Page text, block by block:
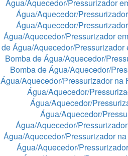
Água/Aquecedor/Pressurizador
Água/Aquecedor/
Água/Aquecedor/
Água/Aquecedor/Pressurizador
de Água/Aquecedor/
Bomba de Água/Aquecedor/
Bomba de Água/Aquecedor/
Água/Aquecedor/Pressurizador na
Água/Aquecedor/
Água/Aquecedor/
Água/Aquecedor/
Água/Aquecedor/
Água/Aquecedor/Pressurizador
Água/Aquecedor/